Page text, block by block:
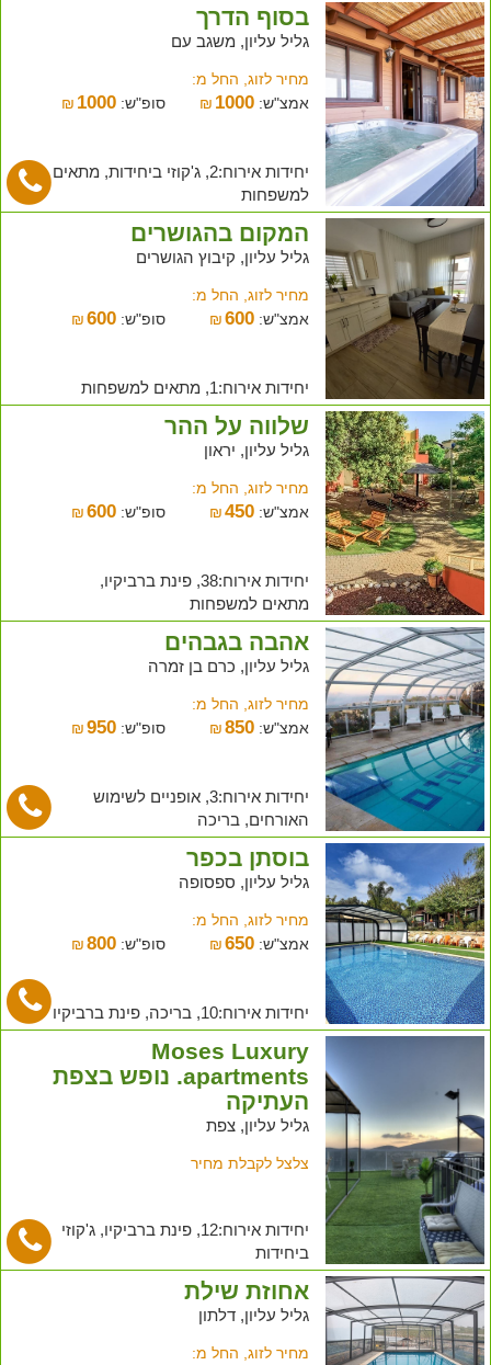
בסוף הדרך
גליל עליון, משגב עם
מחיר לזוג, החל מ:
אמצ"ש:
₪ 1000 סופ"ש: ₪ 1000
יחידות אירוח:2, ג'קוזי ביחידות, מתאים
למשפחות
המקום בהגושרים
גליל עליון, קיבוץ הגושרים
מחיר לזוג, החל מ:
אמצ"ש:
₪600 סופ"ש: ₪ 600
יחידות אירוח:1, מתאים למשפחות
שלווה על ההר
גליל עליון, יראון
מחיר לזוג, החל מ:
אמצ"ש:
₪450 סופ"ש: ₪ 600
יחידות אירוח:38, פינת ברביקיו,
מתאים למשפחות
אהבה בגבהים
גליל עליון, כרם בן זמרה
מחיר לזוג, החל מ:
אמצ"ש:
₪850 סופ"ש: ₪ 950
יחידות אירוח:3, אופניים לשימוש
האורחים, בריכה
בוסתן בכפר
גליל עליון, ספסופה
מחיר לזוג, החל מ:
אמצ"ש:
₪650 סופ"ש: ₪ 800
יחידות אירוח:10, בריכה, פינת ברביקיו
Moses Luxury
apartments. נופש בצפת
העתיקה
גליל עליון, צפת
צלצל לקבלת מחיר
יחידות אירוח:12, פינת ברביקיו, ג'קוזי
ביחידות
אחוזת שילת
גליל עליון, דלתון
מחיר לזוג, החל מ: